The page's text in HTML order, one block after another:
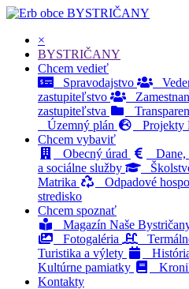
BYSTRIČANY
×
BYSTRIČANY
Chcem vedieť
Spravodajstvo
zastupiteľstvo
zastupiteľstva
Územný plán
Projekty
Chcem vybaviť
Obecný úrad
Dane,
a sociálne služby
Matrika
Odpadové
stredisko
Chcem spoznať
Magazín Naše
Fotogaléria
Turistika a výlety
Kultúrne pamiatky
Kontakty